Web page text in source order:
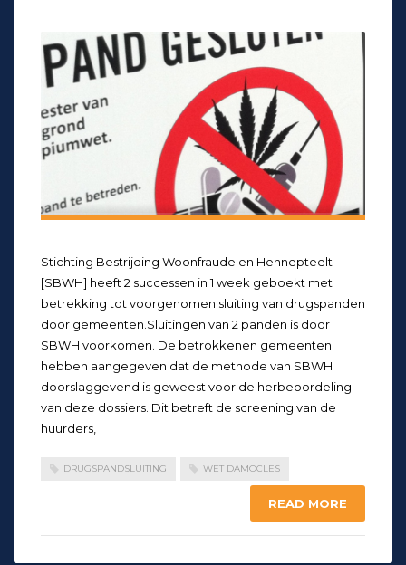
Stichting Bestrijding Woonfraude en Hennepteelt
[SBWH] heeft 2 successen in 1 week geboekt met
betrekking tot voorgenomen sluiting van drugspanden
door gemeenten.Sluitingen van 2 panden is door
SBWH voorkomen. De betrokkenen gemeenten
hebben aangegeven dat de methode van SBWH
doorslaggevend is geweest voor de herbeoordeling
van deze dossiers. Dit betreft de screening van de
huurders,
DRUGSPANDSLUITING WET DAMOCLES
READ MORE